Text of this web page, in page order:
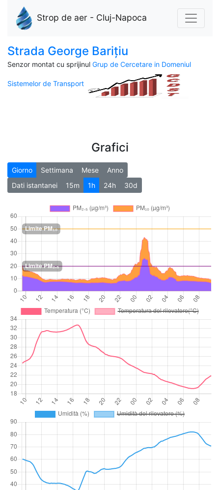
Strop de aer - Cluj-Napoca
Strada George Barițiu
Senzor montat cu sprijinul Grup de Cercetare in Domeniul
Sistemelor de Transport
Grafici
Giorno Settimana Mese
Anno
Dati istantanei
15m 1h 24h 30d